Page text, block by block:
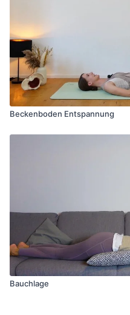
Beckenboden Entspannung
Bauchlage